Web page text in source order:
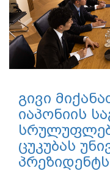
გივი
იაპონიის
ცუკუბას